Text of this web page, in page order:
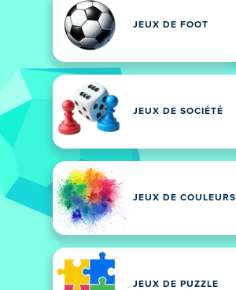
JEUX DE FOOT
JEUX DE SOCIÉTÉ
JEUX DE COULEURS
JEUX DE PUZZLE